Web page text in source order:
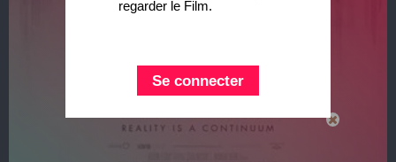
regarder le Film.
Se connecter